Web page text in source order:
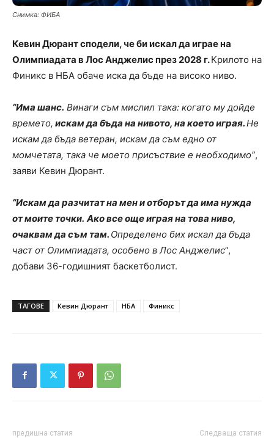
Снимка: ФИБА
Кевин Дюрант сподели, че би искал да играе на
Олимпиадата в Лос Анджелис през 2028 г.Крилото на
Финикс в НБА обаче иска да бъде на високо ниво.
“Има шанс. Винаги съм мислил така: когато му дойде
времето, искам да бъда на нивото, на което играя.Не
искам да бъда ветеран, искам да съм едно от
момчетата, така че моето присъствие е необходимо”,
заяви Кевин Дюрант.
“Искам да разчитат на мен и отборът да има нужда
от моите точки. Ако все още играя на това ниво,
очаквам да съм там. Определено бих искал да бъда
част от Олимпиадата, особено в Лос Анджелис”,
добави 36-годишният баскетболист.
ТАГОВЕ Кевин Дюрант НБА Финикс
предишна статия Следваща статия